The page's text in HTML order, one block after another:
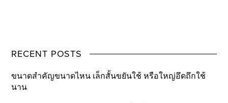
RECENT POSTS
ขนาดสำคัญขนาดไหน เล็กสั้นขยันใช้ หรือใหญ่อึดถึกใช้
นาน